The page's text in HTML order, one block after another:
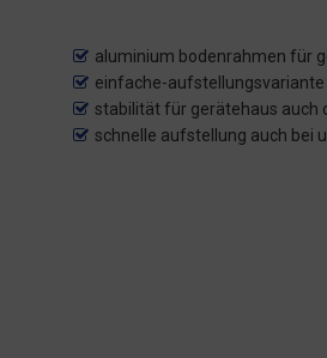
aluminium bodenrahmen für
einfache-aufstellungsvariante
stabilität für gerätehaus auch
schnelle aufstellung auch bei